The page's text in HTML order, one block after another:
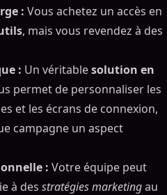
: Vous achetez un accès en
, mais vous revendez à des
: Un véritablesolution en
permet de personnaliser les
et les écrans de connexion,
campagne un aspect
: Votre équipe peut
à des stratégies marketingau